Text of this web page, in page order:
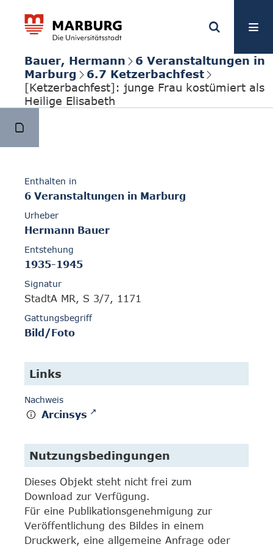
Bauer, Hermann
6 Veranstaltungen in
Marburg
6.7 Ketzerbachfest
[Ketzerbachfest]: junge Frau kostümiert als
Heilige Elisabeth
Enthalten in
6 Veranstaltungen in Marburg
Urheber
Hermann Bauer
Entstehung
1935-1945
Signatur
StadtA MR, S 3/7, 1171
Gattungsbegriff
Bild/Foto
Links
Nachweis
Arcinsys
Nutzungsbedingungen
Dieses Objekt steht nicht frei zum
Download zur Verfügung.
Für eine Publikationsgenehmigung zur
Veröffentlichung des Bildes in einem
Druckwerk, eine allgemeine Anfrage oder